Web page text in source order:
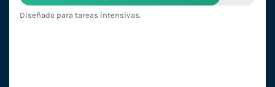
Diseñado para tareas intensivas.